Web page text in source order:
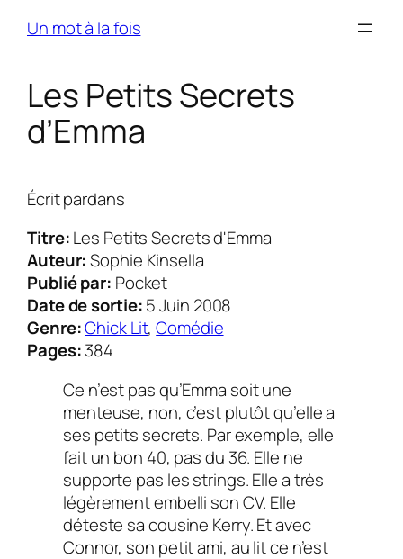
Un mot à la fois
Les Petits Secrets
d’Emma
Écrit pardans
Titre:Les Petits Secrets d'Emma
Auteur:Sophie Kinsella
Publié par: Pocket
Date de sortie:5 Juin 2008
Genre:Chick Lit,Comédie
Pages:384
Ce n’est pas qu’Emma soit une
menteuse, non, c’est plutôt qu’elle a
ses petits secrets. Par exemple, elle
fait un bon 40, pas du 36. Elle ne
supporte pas les strings. Elle a très
légèrement embelli son CV. Elle
déteste sa cousine Kerry. Et avec
Connor, son petit ami, au lit ce n’est